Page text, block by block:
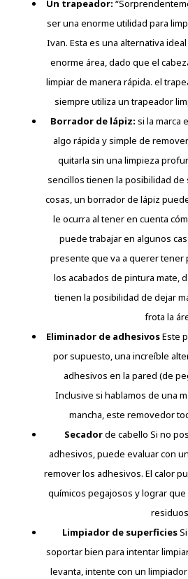
Un trapeador:
ser una enorme utilidad para
Ivan. Esta es una alternativa
enorme área, dado que el
limpiar de manera rápida. el
siempre utiliza un trapeador
Borrador de lápiz: si la marca
algo rápida y simple de
quitarla sin una limpieza
sencillos tienen la posibilidad
cosas, un borrador de lápiz
le ocurra al tener en cuenta
puede trabajar en algunos
presente que va a querer tener
los acabados de pintura mate,
tienen la posibilidad de dejar
frota la
Eliminador de adhesivosEste
por supuesto, una increíble
adhesivos en la pared (de
Inclusive si hablamos de una
mancha, este removedor
Secadorde cabello Si no
adhesivos, puede evaluar con
remover los adhesivos. El calor
químicos pegajosos y lograr
Limpiador de superficiesSi
soportar bien para intentar
levanta, intente con un